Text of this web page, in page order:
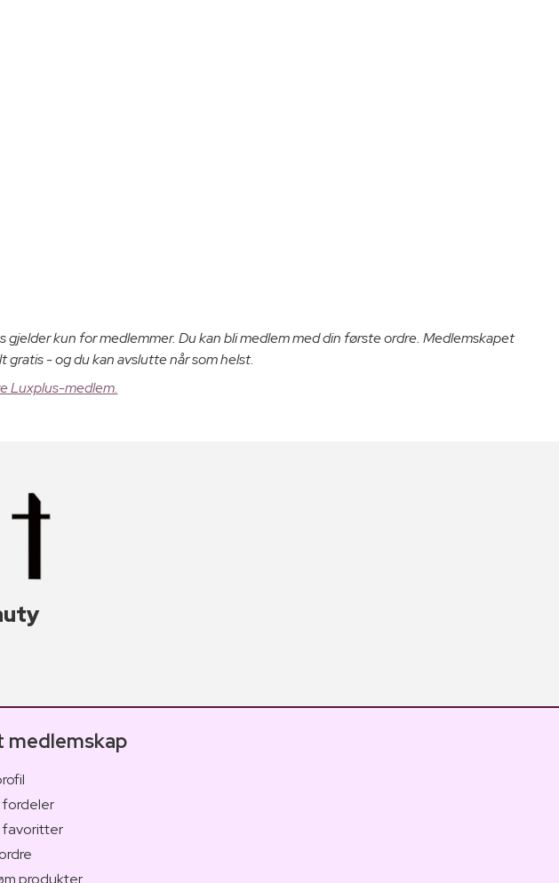
kun for medlemmer. Du kan bli medlem med din første ordre. Medlemskapet
- og du kan avslutte når som helst.
Luxplus-medlem.
medlemskap
fordeler
favoritter
produkter